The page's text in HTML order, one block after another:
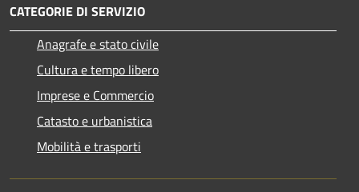
CATEGORIE DI SERVIZIO
Anagrafe e stato civile
Cultura e tempo libero
Imprese e Commercio
Catasto e urbanistica
Mobilità e trasporti